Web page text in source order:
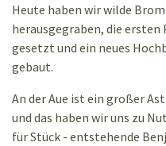
Heute haben wir wilde
herausgegraben, die ersten
gesetzt und ein neues
gebaut.
An der Aue ist ein großer
und das haben wir uns zu
für Stück - entstehende